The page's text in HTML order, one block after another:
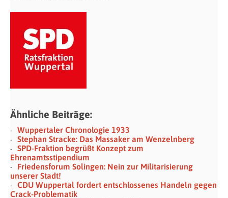
Ähnliche Beiträge:
Wuppertaler Chronologie 1933
Stephan Stracke: Das Massaker am Wenzelnberg
SPD-Fraktion begrüßt Konzept zum
Ehrenamtsstipendium
Friedensforum Solingen: Nein zur Militarisierung
unserer Stadt!
CDU Wuppertal fordert entschlossenes Handeln gegen
Crack-Problematik